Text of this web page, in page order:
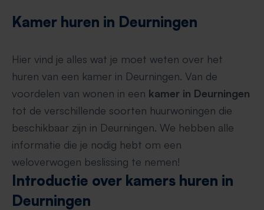
Kamer huren in Deurningen
Hier vind je alles wat je moet weten over het
huren van een kamer in Deurningen. Van de
voordelen van wonen in een kamer in Deurningen
tot de verschillende soorten huurwoningen die
beschikbaar zijn in Deurningen. We hebben alle
informatie die je nodig hebt om een
weloverwogen beslissing te nemen!
Introductie over kamers huren in
Deurningen